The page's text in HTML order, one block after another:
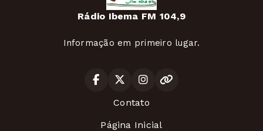
Rádio Ibema FM 104,9
Informação em primeiro lugar.
Contato
Página Inicial